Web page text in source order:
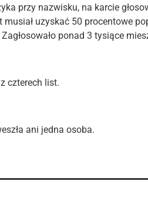
przy nazwisku, na karcie
uzyskać 50 procentowe
ponad 3 tysiące
czterech list.
ani jedna osoba.